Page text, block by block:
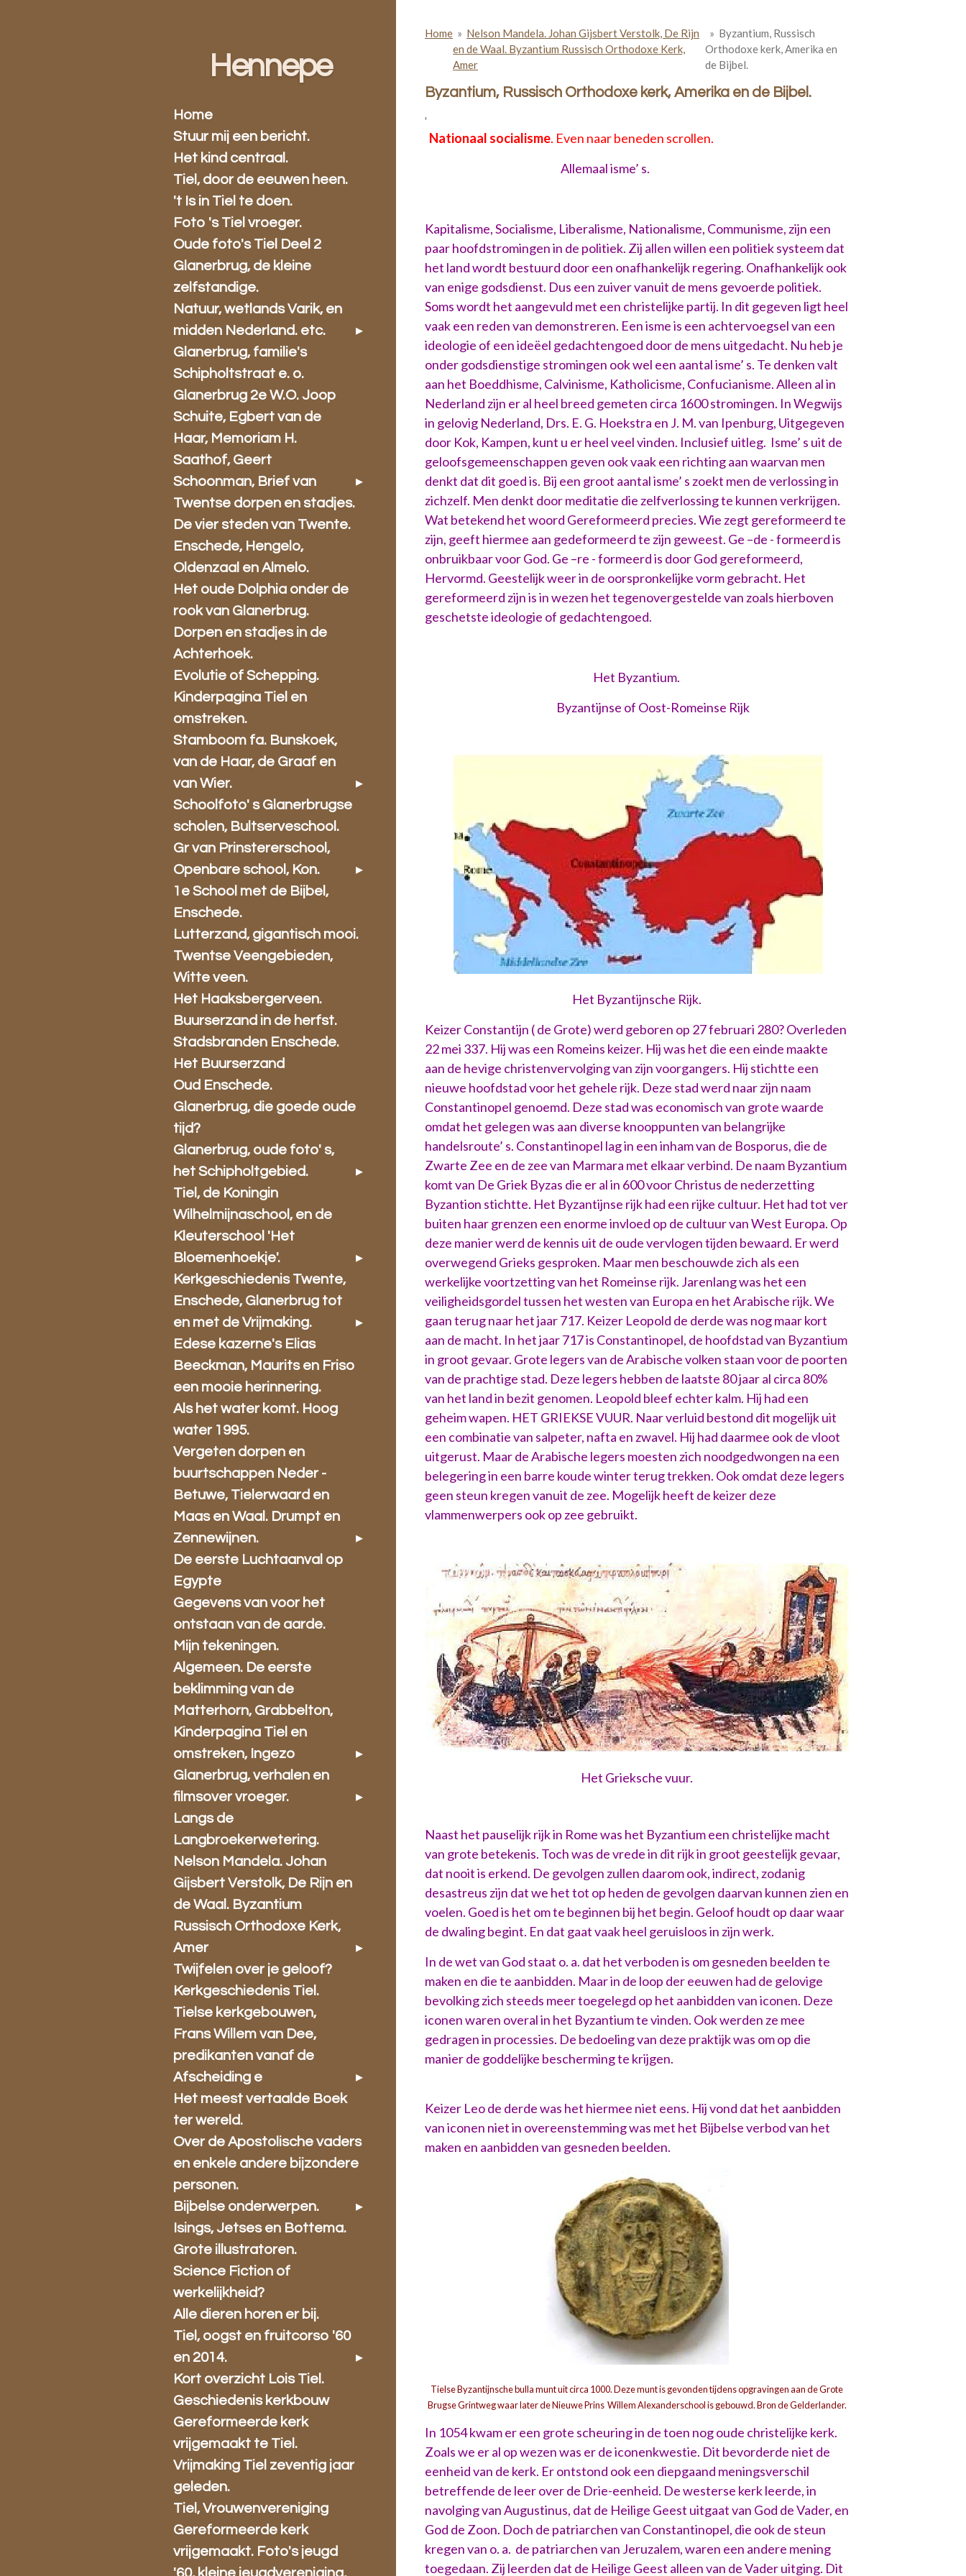
Home » Nelson Mandela. Johan Gijsbert Verstolk, De Rijn
en de Waal. Byzantium Russisch Orthodoxe Kerk,
Amer
» Byzantium, Russisch
Orthodoxe kerk, Amerika en
de Bijbel.
Byzantium, Russisch Orthodoxe kerk, Amerika en de Bijbel.
'
Nationaal socialisme. Even naar beneden scrollen.
Allemaal isme’ s.
Kapitalisme, Socialisme, Liberalisme, Nationalisme, Communisme, zijn een
paar hoofdstromingen in de politiek. Zij allen willen een politiek systeem dat
het land wordt bestuurd door een onafhankelijk regering. Onafhankelijk ook
van enige godsdienst. Dus een zuiver vanuit de mens gevoerde politiek.
Soms wordt het aangevuld met een christelijke partij. In dit gegeven ligt heel
vaak een reden van demonstreren. Een isme is een achtervoegsel van een
ideologie of een ideëel gedachtengoed door de mens uitgedacht. Nu heb je
onder godsdienstige stromingen ook wel een aantal isme’ s. Te denken valt
aan het Boeddhisme, Calvinisme, Katholicisme, Confucianisme. Alleen al in
Nederland zijn er al heel breed gemeten circa 1600 stromingen. In Wegwijs
in gelovig Nederland, Drs. E. G. Hoekstra en J. M. van Ipenburg, Uitgegeven
door Kok, Kampen, kunt u er heel veel vinden. Inclusief uitleg. Isme’ s uit de
geloofsgemeenschappen geven ook vaak een richting aan waarvan men
denkt dat dit goed is. Bij een groot aantal isme’ s zoekt men de verlossing in
zichzelf. Men denkt door meditatie die zelfverlossing te kunnen verkrijgen.
Wat betekend het woord Gereformeerd precies. Wie zegt gereformeerd te
zijn, geeft hiermee aan gedeformeerd te zijn geweest. Ge –de - formeerd is
onbruikbaar voor God. Ge –re - formeerd is door God gereformeerd,
Hervormd. Geestelijk weer in de oorspronkelijke vorm gebracht. Het
gereformeerd zijn is in wezen het tegenovergestelde van zoals hierboven
geschetste ideologie of gedachtengoed.
Het Byzantium.
Byzantijnse of Oost-Romeinse Rijk
Het Byzantijnsche Rijk.
Keizer Constantijn ( de Grote) werd geboren op 27 februari 280? Overleden
22 mei 337. Hij was een Romeins keizer. Hij was het die een einde maakte
aan de hevige christenvervolging van zijn voorgangers. Hij stichtte een
nieuwe hoofdstad voor het gehele rijk. Deze stad werd naar zijn naam
Constantinopel genoemd. Deze stad was economisch van grote waarde
omdat het gelegen was aan diverse knooppunten van belangrijke
handelsroute’ s. Constantinopel lag in een inham van de Bosporus, die de
Zwarte Zee en de zee van Marmara met elkaar verbind. De naam Byzantium
komt van De Griek Byzas die er al in 600 voor Christus de nederzetting
Byzantion stichtte. Het Byzantijnse rijk had een rijke cultuur. Het had tot ver
buiten haar grenzen een enorme invloed op de cultuur van West Europa. Op
deze manier werd de kennis uit de oude vervlogen tijden bewaard. Er werd
overwegend Grieks gesproken. Maar men beschouwde zich als een
werkelijke voortzetting van het Romeinse rijk. Jarenlang was het een
veiligheidsgordel tussen het westen van Europa en het Arabische rijk. We
gaan terug naar het jaar 717. Keizer Leopold de derde was nog maar kort
aan de macht. In het jaar 717 is Constantinopel, de hoofdstad van Byzantium
in groot gevaar. Grote legers van de Arabische volken staan voor de poorten
van de prachtige stad. Deze legers hebben de laatste 80 jaar al circa 80%
van het land in bezit genomen. Leopold bleef echter kalm. Hij had een
geheim wapen. HET GRIEKSE VUUR. Naar verluid bestond dit mogelijk uit
een combinatie van salpeter, nafta en zwavel. Hij had daarmee ook de vloot
uitgerust. Maar de Arabische legers moesten zich noodgedwongen na een
belegering in een barre koude winter terug trekken. Ook omdat deze legers
geen steun kregen vanuit de zee. Mogelijk heeft de keizer deze
vlammenwerpers ook op zee gebruikt.
Het Grieksche vuur.
Naast het pauselijk rijk in Rome was het Byzantium een christelijke macht
van grote betekenis. Toch was de vrede in dit rijk in groot geestelijk gevaar,
dat nooit is erkend. De gevolgen zullen daarom ook, indirect, zodanig
desastreus zijn dat we het tot op heden de gevolgen daarvan kunnen zien en
voelen. Goed is het om te beginnen bij het begin. Geloof houdt op daar waar
de dwaling begint. En dat gaat vaak heel geruisloos in zijn werk.
In de wet van God staat o. a. dat het verboden is om gesneden beelden te
maken en die te aanbidden. Maar in de loop der eeuwen had de gelovige
bevolking zich steeds meer toegelegd op het aanbidden van iconen. Deze
iconen waren overal in het Byzantium te vinden. Ook werden ze mee
gedragen in processies. De bedoeling van deze praktijk was om op die
manier de goddelijke bescherming te krijgen.
Keizer Leo de derde was het hiermee niet eens. Hij vond dat het aanbidden
van iconen niet in overeenstemming was met het Bijbelse verbod van het
maken en aanbidden van gesneden beelden.
Tielse Byzantijnsche bulla munt uit circa 1000. Deze munt is gevonden tijdens opgravingen aan de Grote
Brugse Grintweg waar later de Nieuwe Prins Willem Alexanderschool is gebouwd. Bron de Gelderlander.
In 1054 kwam er een grote scheuring in de toen nog oude christelijke kerk.
Zoals we er al op wezen was er de iconenkwestie. Dit bevorderde niet de
eenheid van de kerk. Er ontstond ook een diepgaand meningsverschil
betreffende de leer over de Drie-eenheid. De westerse kerk leerde, in
navolging van Augustinus, dat de Heilige Geest uitgaat van God de Vader, en
God de Zoon. Doch de patriarchen van Constantinopel, die ook de steun
kregen van o. a. de patriarchen van Jeruzalem, waren een andere mening
toegedaan. Zij leerden dat de Heilige Geest alleen van de Vader uitging. Dit
Hennepe
Home
Stuur mij een bericht.
Het kind centraal.
Tiel, door de eeuwen heen.
't Is in Tiel te doen.
Foto 's Tiel vroeger.
Oude foto's Tiel Deel 2
Glanerbrug, de kleine
zelfstandige.
Natuur, wetlands Varik, en
midden Nederland. etc.
Glanerbrug, familie's
Schipholtstraat e. o.
Glanerbrug 2e W.O. Joop
Schuite, Egbert van de
Haar, Memoriam H.
Saathof, Geert
Schoonman, Brief van
Twentse dorpen en stadjes.
De vier steden van Twente.
Enschede, Hengelo,
Oldenzaal en Almelo.
Het oude Dolphia onder de
rook van Glanerbrug.
Dorpen en stadjes in de
Achterhoek.
Evolutie of Schepping.
Kinderpagina Tiel en
omstreken.
Stamboom fa. Bunskoek,
van de Haar, de Graaf en
van Wier.
Schoolfoto' s Glanerbrugse
scholen, Bultserveschool.
Gr van Prinstererschool,
Openbare school, Kon.
1e School met de Bijbel,
Enschede.
Lutterzand, gigantisch mooi.
Twentse Veengebieden,
Witte veen.
Het Haaksbergerveen.
Buurserzand in de herfst.
Stadsbranden Enschede.
Het Buurserzand
Oud Enschede.
Glanerbrug, die goede oude
tijd?
Glanerbrug, oude foto' s,
het Schipholtgebied.
Tiel, de Koningin
Wilhelmijnaschool, en de
Kleuterschool 'Het
Bloemenhoekje'.
Kerkgeschiedenis Twente,
Enschede, Glanerbrug tot
en met de Vrijmaking.
Edese kazerne's Elias
Beeckman, Maurits en Friso
een mooie herinnering.
Als het water komt. Hoog
water 1995.
Vergeten dorpen en
buurtschappen Neder -
Betuwe, Tielerwaard en
Maas en Waal. Drumpt en
Zennewijnen.
De eerste Luchtaanval op
Egypte
Gegevens van voor het
ontstaan van de aarde.
Mijn tekeningen.
Algemeen. De eerste
beklimming van de
Matterhorn, Grabbelton,
Kinderpagina Tiel en
omstreken, Ingezo
Glanerbrug, verhalen en
filmsover vroeger.
Langs de
Langbroekerwetering.
Nelson Mandela. Johan
Gijsbert Verstolk, De Rijn en
de Waal. Byzantium
Russisch Orthodoxe Kerk,
Amer
Twijfelen over je geloof?
Kerkgeschiedenis Tiel.
Tielse kerkgebouwen,
Frans Willem van Dee,
predikanten vanaf de
Afscheiding e
Het meest vertaalde Boek
ter wereld.
Over de Apostolische vaders
en enkele andere bijzondere
personen.
Bijbelse onderwerpen.
Isings, Jetses en Bottema.
Grote illustratoren.
Science Fiction of
werkelijkheid?
Alle dieren horen er bij.
Tiel, oogst en fruitcorso '60
en 2014.
Kort overzicht Lois Tiel.
Geschiedenis kerkbouw
Gereformeerde kerk
vrijgemaakt te Tiel.
Vrijmaking Tiel zeventig jaar
geleden.
Tiel, Vrouwenvereniging
Gereformeerde kerk
vrijgemaakt. Foto's jeugd
'60, kleine jeugdvereniging,